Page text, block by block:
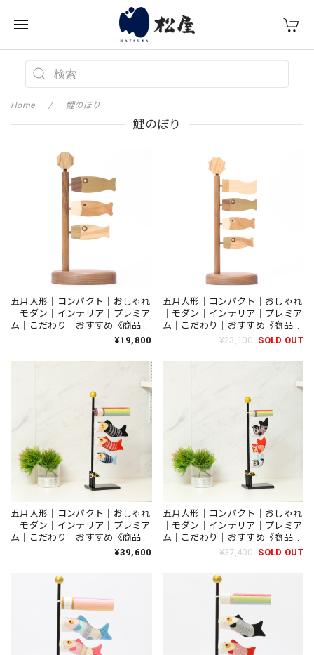
Home 鯉のぼり
鯉のぼり
五月人形｜コンパクト｜おしゃれ
｜モダン｜インテリア｜プレミア
ム｜こだわり｜おすすめ《商品
名》木製鯉のぼり S【商品コー
¥19,800
五月人形｜コンパクト｜おしゃれ
｜モダン｜インテリア｜プレミア
ム｜こだわり｜おすすめ《商品
名》木製鯉のぼり M【商品コー
¥23,100 SOLD OUT
五月人形｜コンパクト｜おしゃれ
｜モダン｜インテリア｜プレミア
ム｜こだわり｜おすすめ《商品
名》木目込み鯉のぼり 博多織
¥39,600
五月人形｜コンパクト｜おしゃれ
｜モダン｜インテリア｜プレミア
ム｜こだわり｜おすすめ《商品
名》木目込み鯉のぼり 博多織
¥37,400 SOLD OUT